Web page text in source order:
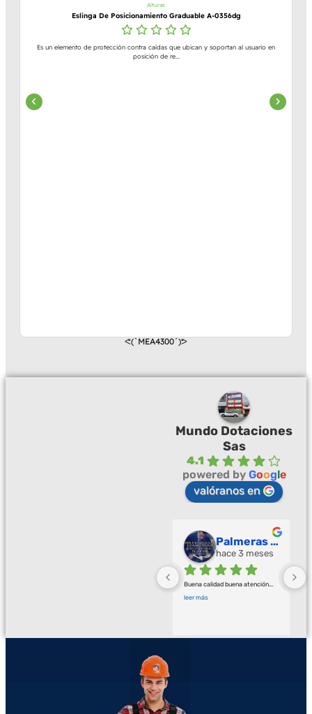
Alturas
Eslinga De Posicionamiento Graduable A-0356dg
Es un elemento de protección contra caídas que ubican y soportan al usuario en
posición de re...
ᕙ(`MEA4300´)ᕗ
Mundo Dotaciones
Sas
4.1
powered by Google
valóranos en
Palmeras Doradas
hace 3 meses
Buena calidad buena atención
leer más